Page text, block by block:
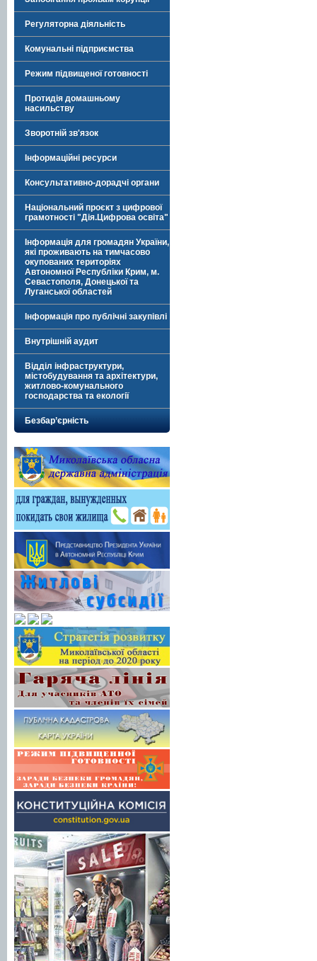
Регуляторна діяльність
Комунальні підприємства
Режим підвищеної готовності
Протидія домашньому
насильству
Зворотній зв'язок
Інформаційні ресурси
Консультативно-дорадчі органи
Національний проєкт з цифрової
грамотності "Дія.Цифрова освіта"
Інформація для громадян України,
які проживають на тимчасово
окупованих територіях
Автономної Республіки Крим, м.
Севастополя, Донецької та
Луганської областей
Інформація про публічні закупівлі
Внутрішній аудит
Відділ інфраструктури,
містобудування та архітектури,
житлово-комунального
господарства та екології
Безбар’єрність